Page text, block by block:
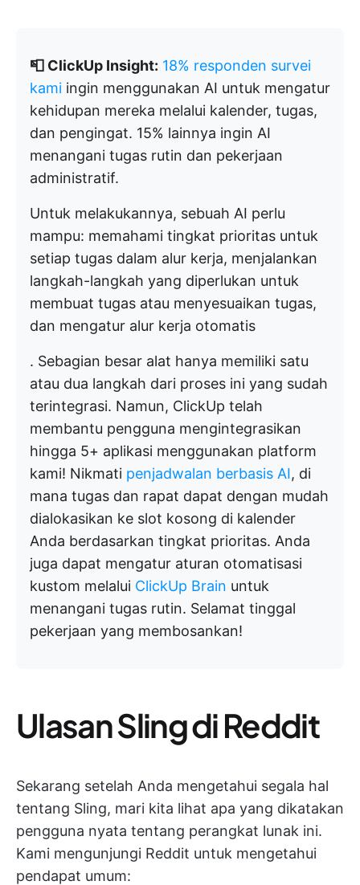
📮 ClickUp Insight: 18% responden survei
kami ingin menggunakan AI untuk mengatur
kehidupan mereka melalui kalender, tugas,
dan pengingat. 15% lainnya ingin AI
menangani tugas rutin dan pekerjaan
administratif.
Untuk melakukannya, sebuah AI perlu
mampu: memahami tingkat prioritas untuk
setiap tugas dalam alur kerja, menjalankan
langkah-langkah yang diperlukan untuk
membuat tugas atau menyesuaikan tugas,
dan mengatur alur kerja otomatis
. Sebagian besar alat hanya memiliki satu
atau dua langkah dari proses ini yang sudah
terintegrasi. Namun, ClickUp telah
membantu pengguna mengintegrasikan
hingga 5+ aplikasi menggunakan platform
kami! Nikmati penjadwalan berbasis AI, di
mana tugas dan rapat dapat dengan mudah
dialokasikan ke slot kosong di kalender
Anda berdasarkan tingkat prioritas. Anda
juga dapat mengatur aturan otomatisasi
kustom melalui ClickUp Brain untuk
menangani tugas rutin. Selamat tinggal
pekerjaan yang membosankan!
Ulasan Sling di Reddit
Sekarang setelah Anda mengetahui segala hal
tentang Sling, mari kita lihat apa yang dikatakan
pengguna nyata tentang perangkat lunak ini.
Kami mengunjungi Reddit untuk mengetahui
pendapat umum: